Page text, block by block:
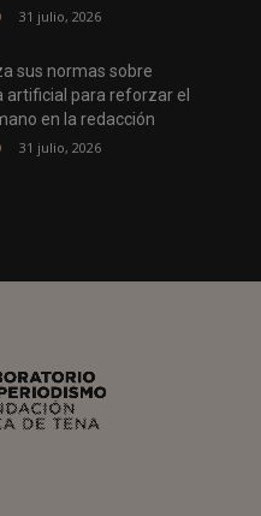
31 julio, 2026
sus normas sobre
artificial para reforzar el
en la redacción
31 julio, 2026